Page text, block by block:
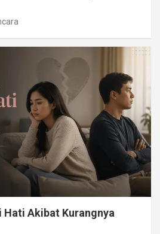
Hati Akibat Kurangnya